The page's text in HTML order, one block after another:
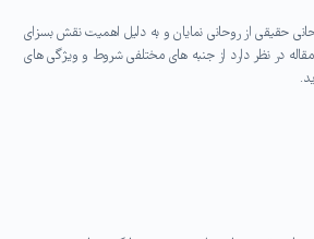
حقیقی از روحانی نمایان و به دلیل اهمیت نقش بسزای
در نظر دارد از جنبه های مختلفی شروط و ویژگی های